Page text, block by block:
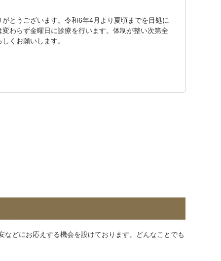
とうございます。令和6年4月より夏頃までを目処に
わらず金曜日に診療を行います。体制が整い次第全
くお願いします。
どにお応えする機会を設けております。どんなことでも